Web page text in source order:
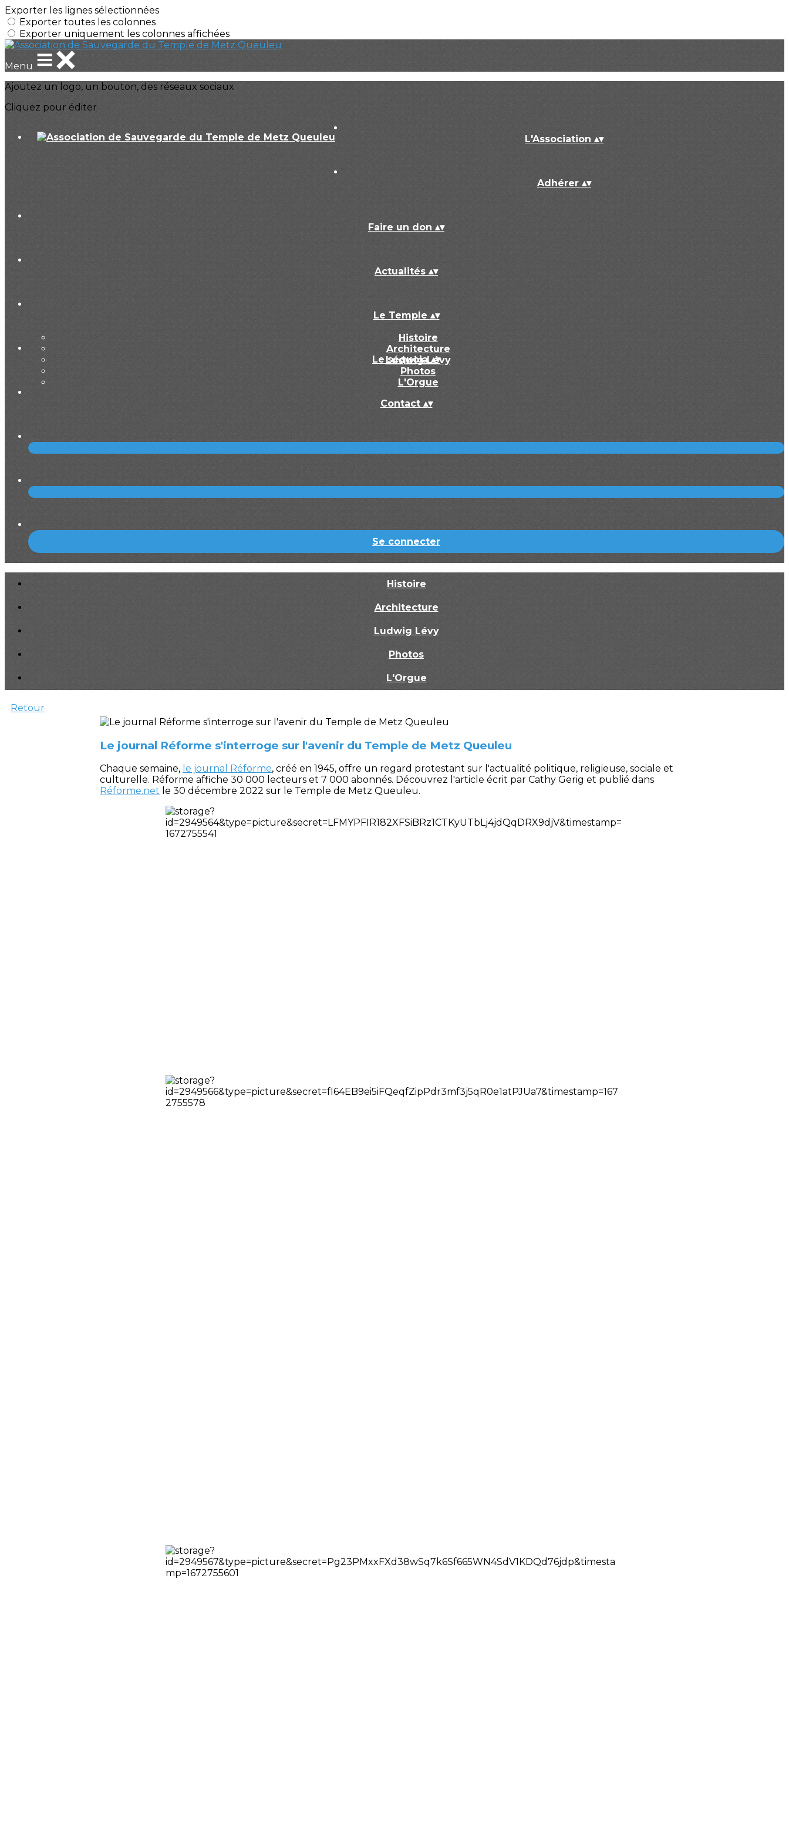
Exporter les lignes sélectionnées
Exporter toutes les colonnes
Exporter uniquement les colonnes affichées
Menu
Ajoutez un logo, un bouton, des réseaux sociaux
Cliquez pour éditer
L'Association ▴▾
Adhérer ▴▾
Faire un don ▴▾
Actualités ▴▾
Le Temple ▴▾
Histoire
Architecture
Ludwig Lévy
Photos
L'Orgue
Le séquoia▴▾
Contact ▴▾
Se connecter
Histoire
Architecture
Ludwig Lévy
Photos
L'Orgue
Retour
Le journal Réforme s'interroge sur l'avenir du Temple de Metz Queuleu
Chaque semaine, le journal Réforme, créé en 1945, offre un regard protestant sur l'actualité politique, religieuse, sociale et
culturelle. Réforme affiche 30 000 lecteurs et 7 000 abonnés. Découvrez l'article écrit par Cathy Gerig et publié dans
Réforme.net le 30 décembre 2022 sur le Temple de Metz Queuleu.